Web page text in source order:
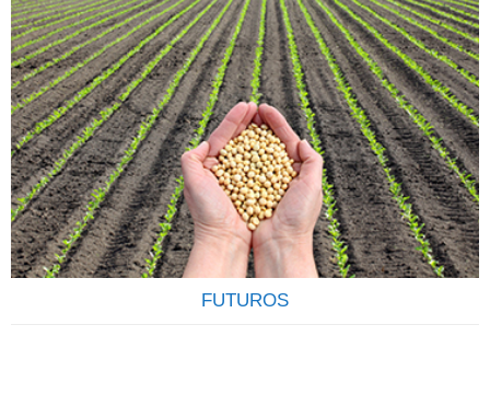
COMECE A INVESTIR Descubra qual o seu perfil e os
produtos que mais se ajustam às suas necessidades.Tenha
em mente que seus objetivos podem sofrer alterações, e
que constância, disciplina e compromisso são os elementos
mais importantes para o sucesso de seu investimento. Veja
como é fácil e rápido abrir uma conta na Terra
Investimentos,…
FUTUROS